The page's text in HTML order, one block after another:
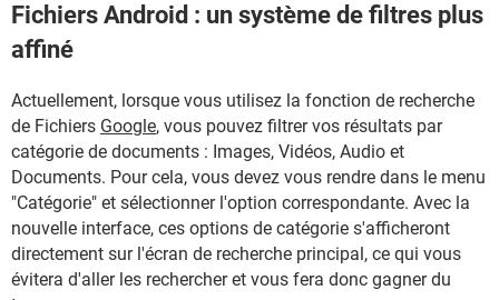
Fichiers Android : un système de filtres plus
affiné
Actuellement, lorsque vous utilisez la fonction de recherche
de Fichiers Google, vous pouvez filtrer vos résultats par
catégorie de documents : Images, Vidéos, Audio et
Documents. Pour cela, vous devez vous rendre dans le menu
"Catégorie" et sélectionner l'option correspondante. Avec la
nouvelle interface, ces options de catégorie s'afficheront
directement sur l'écran de recherche principal, ce qui vous
évitera d'aller les rechercher et vous fera donc gagner du